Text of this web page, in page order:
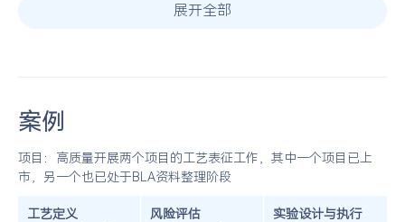
展开全部
案例
项目：高质量开展两个项目的工艺表征工作，其中一个项目已上
市，另一个也已处于BLA资料整理阶段
工艺定义 风险评估
实验设计与执行